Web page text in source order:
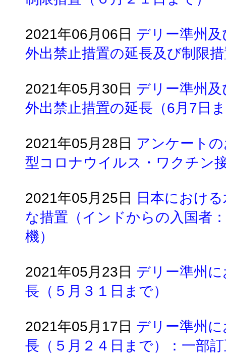
2021年06月06日 デリー準州
外出禁止措置の延長及び制限
2021年05月30日 デリー準州
外出禁止措置の延長（6月7日
2021年05月28日 アンケート
型コロナウイルス・ワクチン
2021年05月25日
日本におけ
な措置（インドからの入国者
機）
2021年05月23日 デリー準州
長（５月３１日まで）
2021年05月17日 デリー準州
長（５月２４日まで）：一部